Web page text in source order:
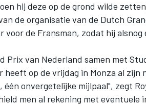
hij deze op de grond wilde
de organisatie van de Dutch
de Fransman, zodat hij alsnog
Prix van Nederland samen met
op de vrijdag in Monza al zijn
onvergetelijke mijlpaal", zegt
men al rekening met eventuele